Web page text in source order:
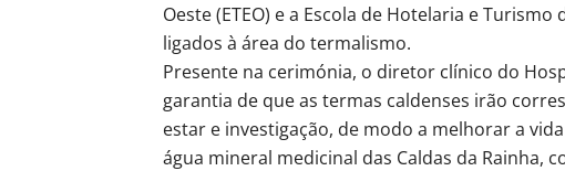
Oeste (ETEO) e a Escola de Hotelaria e
ligados à área do termalismo.
Presente na cerimónia, o diretor clínico do
garantia de que as termas caldenses irão
estar e investigação, de modo a melhorar a
água mineral medicinal das Caldas da Rainha,